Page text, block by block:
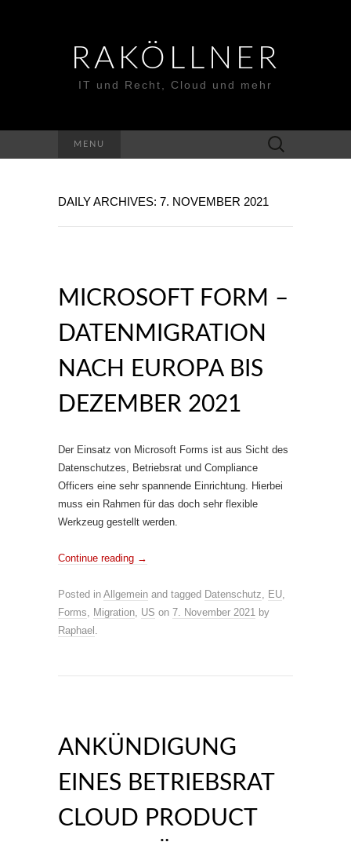
RAKÖLLNER
IT und Recht, Cloud und mehr
MENU
Suchen
nach:
DAILY ARCHIVES: 7. NOVEMBER 2021
MICROSOFT FORM –
DATENMIGRATION
NACH EUROPA BIS
DEZEMBER 2021
Der Einsatz von Microsoft Forms ist aus Sicht des
Datenschutzes, Betriebsrat und Compliance
Officers eine sehr spannende Einrichtung. Hierbei
muss ein Rahmen für das doch sehr flexible
Werkzeug gestellt werden.
Continue reading →
Posted in Allgemein and tagged Datenschutz, EU,
Forms, Migration, US on 7. November 2021 by
Raphael .
ANKÜNDIGUNG
EINES BETRIEBSRAT
CLOUD PRODUCT